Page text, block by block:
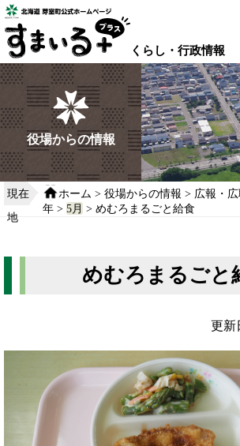
本
文
へ
移
動
る
くらし・行政情報
instagram
役場からの情報
現在
地
ホーム >役場からの情報 > 広報・
年 >5月 > めむろまるごと給食
めむろまるごと
更新